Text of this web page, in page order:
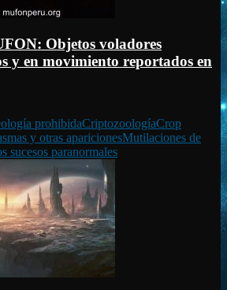
Objetos voladores
y en movimiento reportados en
prohibidaCriptozoologíaCrop
y otras aparicionesMutilaciones de
sucesos paranormales